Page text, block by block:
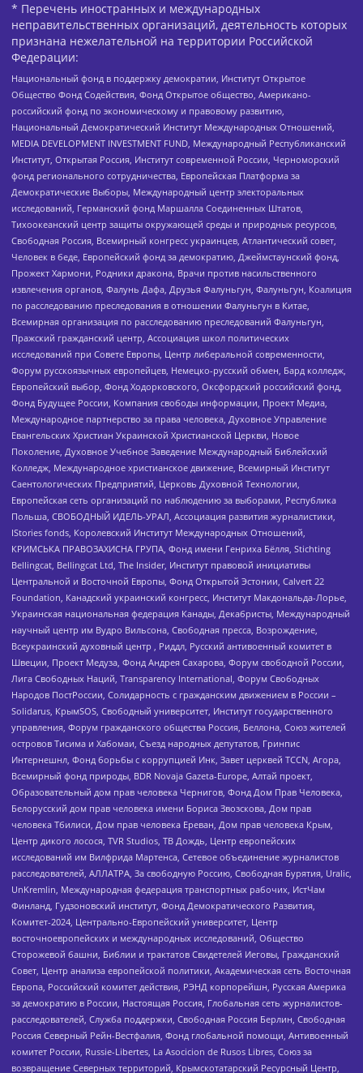
* Перечень иностранных и международных
неправительственных организаций, деятельность которых
признана нежелательной на территории Российской
Федерации:
Национальный фонд в поддержку демократии, Институт Открытое
Общество Фонд Содействия, Фонд Открытое общество, Американо-
российский фонд по экономическому и правовому развитию,
Национальный Демократический Институт Международных Отношений,
MEDIA DEVELOPMENT INVESTMENT FUND, Международный Республиканский
Институт, Открытая Россия, Институт современной России, Черноморский
фонд регионального сотрудничества, Европейская Платформа за
Демократические Выборы, Международный центр электоральных
исследований, Германский фонд Маршалла Соединенных Штатов,
Тихоокеанский центр защиты окружающей среды и природных ресурсов,
Свободная Россия, Всемирный конгресс украинцев, Атлантический совет,
Человек в беде, Европейский фонд за демократию, Джеймстаунский фонд,
Прожект Хармони, Родники дракона, Врачи против насильственного
извлечения органов, Фалунь Дафа, Друзья Фалуньгун, Фалуньгун, Коалиция
по расследованию преследования в отношении Фалуньгун в Китае,
Всемирная организация по расследованию преследований Фалуньгун,
Пражский гражданский центр, Ассоциация школ политических
исследований при Совете Европы, Центр либеральной современности,
Форум русскоязычных европейцев, Немецко-русский обмен, Бард колледж,
Европейский выбор, Фонд Ходорковского, Оксфордский российский фонд,
Фонд Будущее России, Компания свободы информации, Проект Медиа,
Международное партнерство за права человека, Духовное Управление
Евангельских Христиан Украинской Христианской Церкви, Новое
Поколение, Духовное Учебное Заведение Международный Библейский
Колледж, Международное христианское движение, Всемирный Институт
Саентологических Предприятий, Церковь Духовной Технологии,
Европейская сеть организаций по наблюдению за выборами, Республика
Польша, СВОБОДНЫЙ ИДЕЛЬ-УРАЛ, Ассоциация развития журналистики,
IStories fonds, Королевский Институт Международных Отношений,
КРИМСЬКА ПРАВОЗАХИСНА ГРУПА, Фонд имени Генриха Бёлля, Stichting
Bellingcat, Bellingcat Ltd, The Insider, Институт правовой инициативы
Центральной и Восточной Европы, Фонд Открытой Эстонии, Calvert 22
Foundation, Канадский украинский конгресс, Институт Макдональда-Лорье,
Украинская национальная федерация Канады, Декабристы, Международный
научный центр им Вудро Вильсона, Свободная пресса, Возрождение,
Всеукраинский духовный центр , Риддл, Русский антивоенный комитет в
Швеции, Проект Медуза, Фонд Андрея Сахарова, Форум свободной России,
Лига Свободных Наций, Transparеncy International, Форум Свободных
Народов ПостРоссии, Солидарность с гражданским движением в России –
Solidarus, КрымSOS, Свободный университет, Институт государственного
управления, Форум гражданского общества Россия, Беллона, Союз жителей
островов Тисима и Хабомаи, Съезд народных депутатов, Гринпис
Интернешнл, Фонд борьбы с коррупцией Инк, Завет церквей TCCN, Агора,
Всемирный фонд природы, BDR Novaja Gazeta-Europe, Алтай проект,
Образовательный дом прав человека Чернигов, Фонд Дом Прав Человека,
Белорусский дом прав человека имени Бориса Звозскова, Дом прав
человека Тбилиси, Дом прав человека Ереван, Дом прав человека Крым,
Центр дикого лосося, TVR Studios, ТВ Дождь, Центр европейских
исследований им Вилфрида Мартенса, Сетевое объединение журналистов
расследователей, АЛЛАТРА, За свободную Россию, Свободная Бурятия, Uralic,
UnKremlin, Международная федерация транспортных рабочих, ИстЧам
Финланд, Гудзоновский институт, Фонд Демократического Развития,
Комитет-2024, Центрально-Европейский университет, Центр
восточноевропейских и международных исследований, Общество
Сторожевой башни, Библии и трактатов Свидетелей Иеговы, Гражданский
Совет, Центр анализа европейской политики, Академическая сеть Восточная
Европа, Российский комитет действия, РЭНД корпорейшн, Русская Америка
за демократию в России, Настоящая Россия, Глобальная сеть журналистов-
расследователей, Служба поддержки, Свободная Россия Берлин, Свободная
Россия Северный Рейн-Вестфалия, Фонд глобальной помощи, Антивоенный
комитет России, Russie-Libertes, La Asocicion de Rusos Libres, Союз за
возвращение Северных территорий, Крымскотатарский Ресурсный Центр,